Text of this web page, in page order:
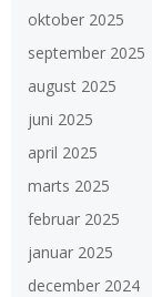
oktober 2025
september 2025
august 2025
juni 2025
april 2025
marts 2025
februar 2025
januar 2025
december 2024